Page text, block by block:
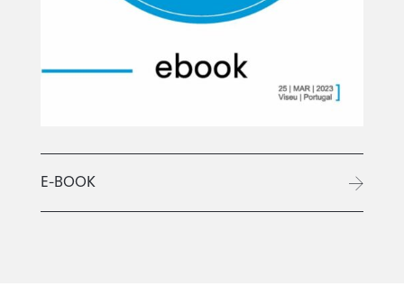
E-BOOK